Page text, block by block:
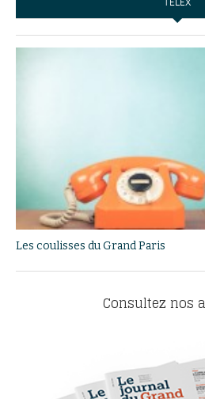
TELEX
Les coulisses du Grand Paris
Consultez nos